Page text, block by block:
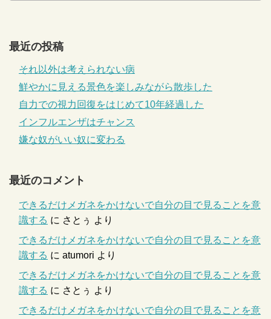
最近の投稿
それ以外は考えられない病
鮮やかに見える景色を楽しみながら散歩した
自力での視力回復をはじめて10年経過した
インフルエンザはチャンス
嫌な奴がいい奴に変わる
最近のコメント
できるだけメガネをかけないで自分の目で見ることを意
識する に さとぅ より
できるだけメガネをかけないで自分の目で見ることを意
識する に atumori より
できるだけメガネをかけないで自分の目で見ることを意
識する に さとぅ より
できるだけメガネをかけないで自分の目で見ることを意